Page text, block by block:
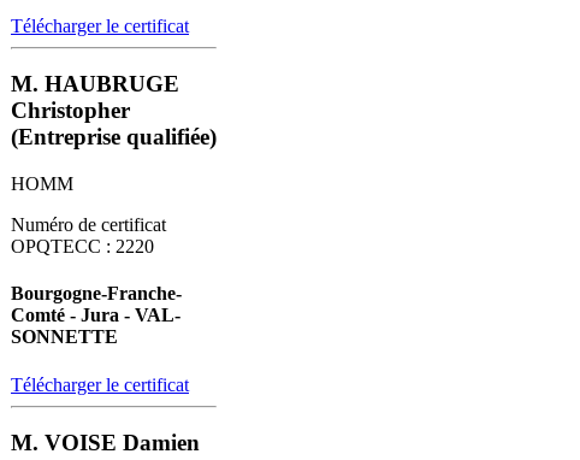
Télécharger le certificat
M. HAUBRUGE
Christopher
(Entreprise qualifiée)
HOMM
Numéro de certificat
OPQTECC : 2220
Bourgogne-Franche-
Comté - Jura - VAL-
SONNETTE
Télécharger le certificat
M. VOISE Damien